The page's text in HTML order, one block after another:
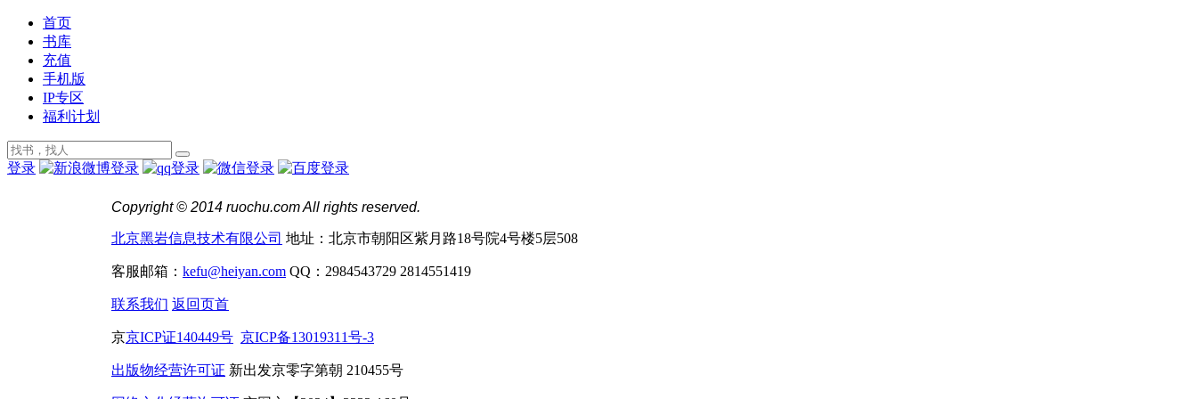
首页
书库
充值
手机版
IP专区
福利计划
登录
Copyright © 2014 ruochu.com All rights reserved.
北京黑岩信息技术有限公司 地址：北京市朝阳区紫月路18号院4号楼5层508
客服邮箱： kefu@heiyan.com QQ：2984543729 2814551419
联系我们 返回页首
京京ICP证140449号 京ICP备13019311号-3
出版物经营许可证 新出发京零字第朝 210455号